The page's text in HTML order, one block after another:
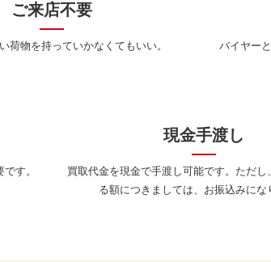
ご来店不要
荷物を持っていかなくてもいい。
バイヤー
す。
現金手渡し
買取代金を現金で手渡し可能です。ただし
る額につきましては、お振込みにな